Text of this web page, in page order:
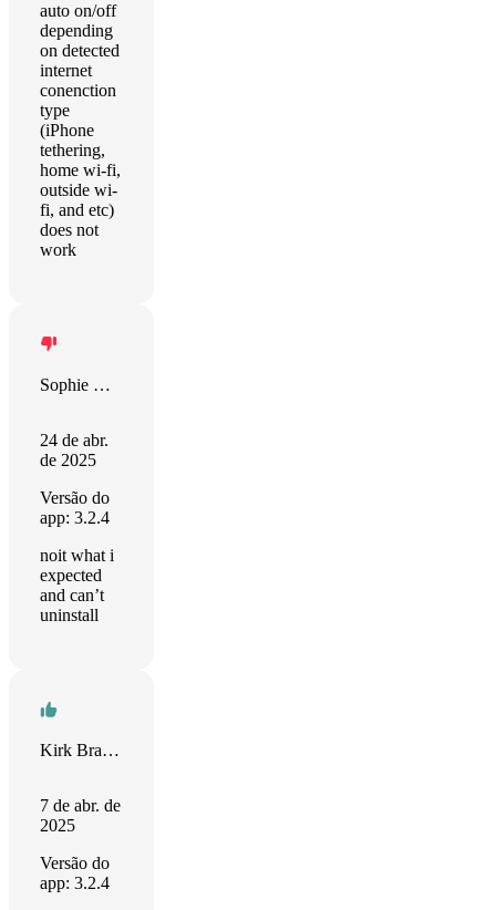
auto on/off
depending
on detected
internet
conenction
type
(iPhone
tethering,
home wi-fi,
outside wi-
fi, and etc)
does not
work
Sophie Whitworth
24 de abr.
de 2025
Versão do
app: 3.2.4
noit what i
expected
and can’t
uninstall
Kirk Bradley
7 de abr. de
2025
Versão do
app: 3.2.4